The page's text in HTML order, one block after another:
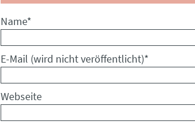
Pflichtfeld
Name*
Pflichtfeld
E-Mail (wird nicht veröffentlicht)*
Webseite